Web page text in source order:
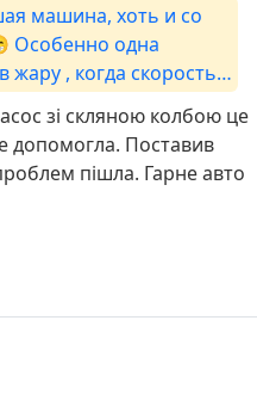
машина, хоть и со
Особенно одна
жару , когда скорость
топливный
решала а ПОМОГАЛА
на него.😅
зі скляною колбою це
допомогла. Поставив
пішла. Гарне авто